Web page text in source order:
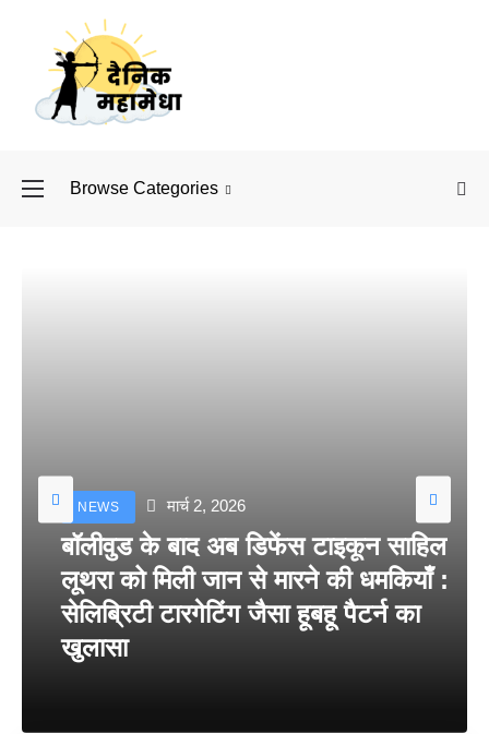
Browse Categories
NEWS मार्च 2, 2026
बॉलीवुड के बाद अब डिफेंस टाइकून साहिल
लूथरा को मिली जान से मारने की धमकियाँ :
सेलिब्रिटी टारगेटिंग जैसा हूबहू पैटर्न का
खुलासा